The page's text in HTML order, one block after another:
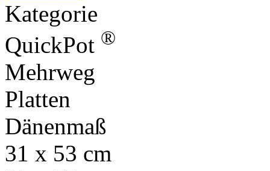
Kategorie
QuickPot ®
Mehrweg
Platten
Dänenmaß
31 x 53 cm